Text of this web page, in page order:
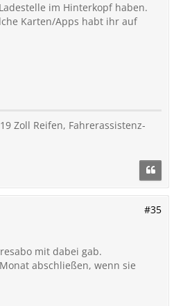
im Hinterkopf haben.
Karten/Apps habt ihr auf
Zoll Reifen, Fahrerassistenz-
#35
mit dabei gab.
abschließen, wenn sie